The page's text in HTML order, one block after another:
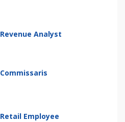
Revenue Analyst
Commissaris
Retail Employee